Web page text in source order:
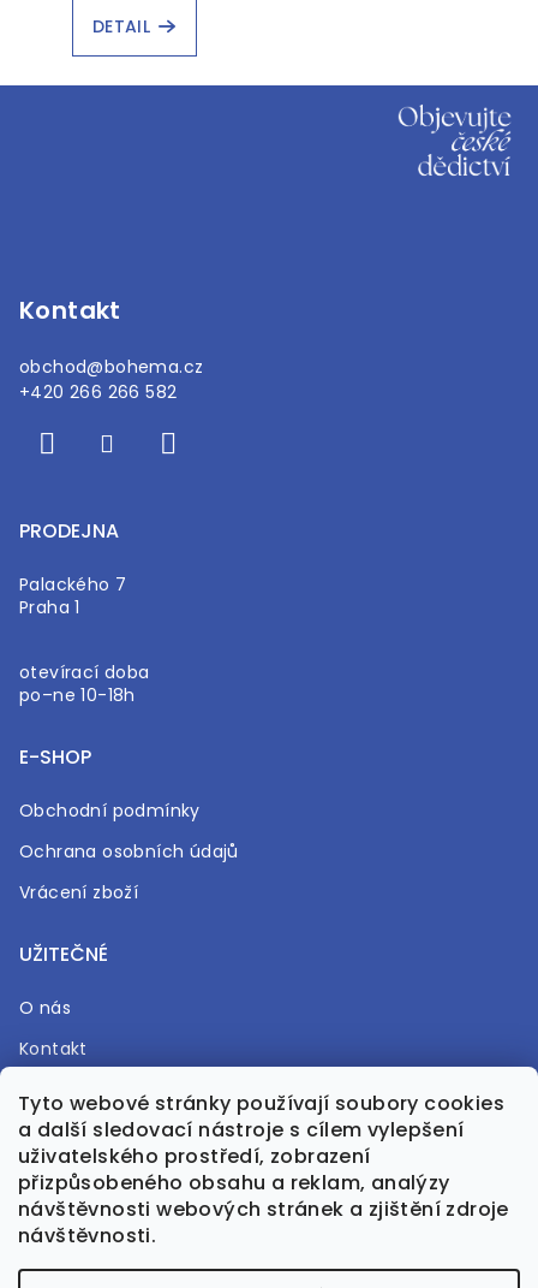
Tyto webové stránky používají soubory cookies
a další sledovací nástroje s cílem vylepšení
uživatelského prostředí, zobrazení
přizpůsobeného obsahu a reklam, analýzy
návštěvnosti webových stránek a zjištění zdroje
návštěvnosti.
DETAIL
Kontakt
obchod@bohema.cz
+420 266 266 582
PRODEJNA
Palackého 7
Praha 1
otevírací doba
po–ne 10-18h
E-SHOP
Obchodní podmínky
Ochrana osobních údajů
Vrácení zboží
UŽITEČNÉ
O nás
Kontakt
Časté otázky
Prodejna